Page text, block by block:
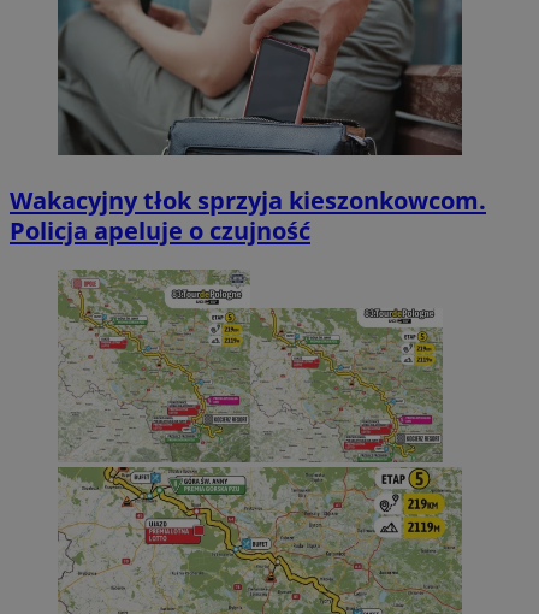
Wakacyjny tłok sprzyja kieszonkowcom.
Policja apeluje o czujność